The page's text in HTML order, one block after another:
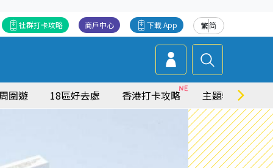
繁简
下載 App
商戶中心
社群打卡攻略
圍遊 18區好去處 香港打卡攻略 主題特集